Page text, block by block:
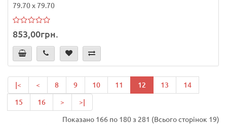
79.70 x 79.70
853,00грн.
|< < 8 9 10 11 12 13
14
15
16 > >|
Показано 166 по 180 з 281 (Всього сторінок 19)